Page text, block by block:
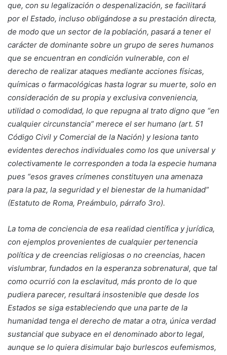
que, con su legalización o despenalización, se facilitará
por el Estado, incluso obligándose a su prestación directa,
de modo que un sector de la población, pasará a tener el
carácter de dominante sobre un grupo de seres humanos
que se encuentran en condición vulnerable, con el
derecho de realizar ataques mediante acciones físicas,
químicas o farmacológicas hasta lograr su muerte, solo en
consideración de su propia y exclusiva conveniencia,
utilidad o comodidad, lo que repugna al trato digno que “en
cualquier circunstancia” merece el ser humano (art. 51
Código Civil y Comercial de la Nación) y lesiona tanto
evidentes derechos individuales como los que universal y
colectivamente le corresponden a toda la especie humana
pues “esos graves crímenes constituyen una amenaza
para la paz, la seguridad y el bienestar de la humanidad”
(Estatuto de Roma, Preámbulo, párrafo 3ro).
La toma de conciencia de esa realidad científica y jurídica,
con ejemplos provenientes de cualquier pertenencia
política y de creencias religiosas o no creencias, hacen
vislumbrar, fundados en la esperanza sobrenatural, que tal
como ocurrió con la esclavitud, más pronto de lo que
pudiera parecer, resultará insostenible que desde los
Estados se siga estableciendo que una parte de la
humanidad tenga el derecho de matar a otra, única verdad
sustancial que subyace en el denominado aborto legal,
aunque se lo quiera disimular bajo burlescos eufemismos,